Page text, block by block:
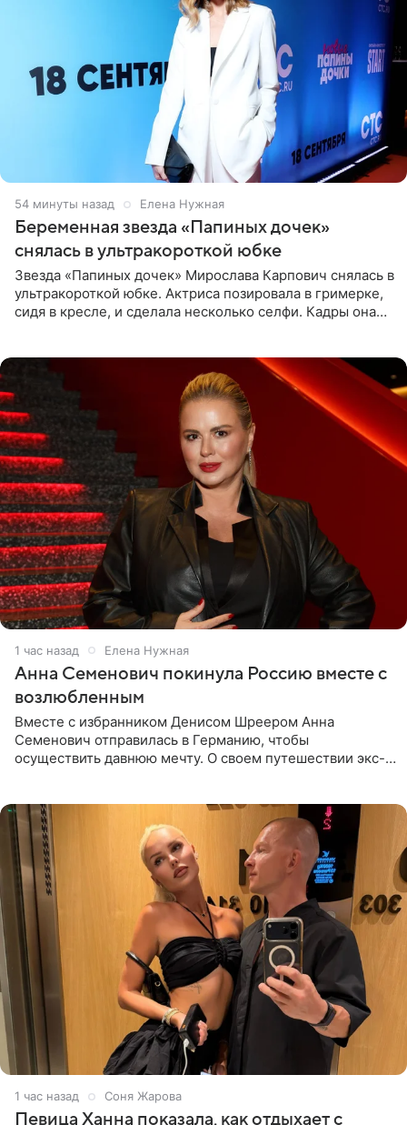
54 минуты назад Елена Нужная
Беременная звезда «Папиных дочек»
снялась в ультракороткой юбке
Звезда «Папиных дочек» Мирослава Карпович снялась в
ультракороткой юбке. Актриса позировала в гримерке,
сидя в кресле, и сделала несколько селфи. Кадры она
1 час назад Елена Нужная
Анна Семенович покинула Россию вместе с
возлюбленным
Вместе с избранником Денисом Шреером Анна
Семенович отправилась в Германию, чтобы
осуществить давнюю мечту. О своем путешествии экс-
1 час назад Соня Жарова
Певица Ханна показала, как отдыхает с